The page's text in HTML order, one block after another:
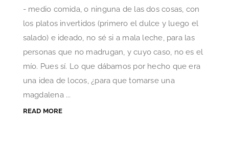
- medio comida, o ninguna de las dos cosas, con
los platos invertidos (primero el dulce y luego el
salado) e ideado, no sé si a mala leche, para las
personas que no madrugan, y cuyo caso, no es el
mío. Pues sí. Lo que dábamos por hecho que era
una idea de locos, ¿para que tomarse una
magdalena ...
READ MORE